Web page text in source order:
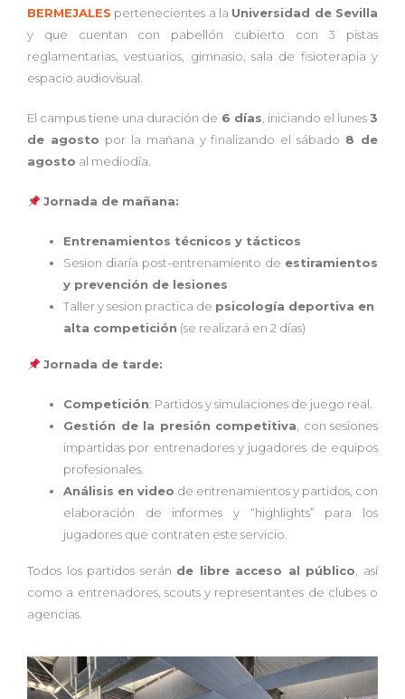
BERMEJALES pertenecientes a la Universidad de Sevilla
y que cuentan con pabellón cubierto con 3 pistas
reglamentarias, vestuarios, gimnasio, sala de fisioterapia y
espacio audiovisual.
El campus tiene una duración de 6 días, iniciando el lunes 3
de agosto por la mañana y finalizando el sábado 8 de
agosto al mediodía.
Jornada de mañana:
Entrenamientos técnicos y tácticos
Sesion diaría post-entrenamiento de estiramientos
y prevención de lesiones
Taller y sesion practica de psicología deportiva en
alta competición (se realizará en 2 días)
Jornada de tarde:
Competición: Partidos y simulaciones de juego real.
Gestión de la presión competitiva, con sesiones
impartidas por entrenadores y jugadores de equipos
profesionales.
Análisis en video de entrenamientos y partidos, con
elaboración de informes y “highlights” para los
jugadores que contraten este servicio.
Todos los partidos serán de libre acceso al público, así
como a entrenadores, scouts y representantes de clubes o
agencias.